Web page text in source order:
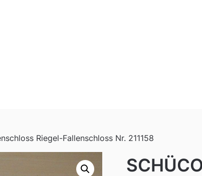
Riegel-Fallenschloss Nr. 211158